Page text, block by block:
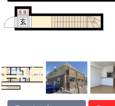
◆新築物件の新設備で快適♪◆
地域から探す
地図から探す